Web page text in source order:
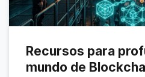
Recursos para
mundo de